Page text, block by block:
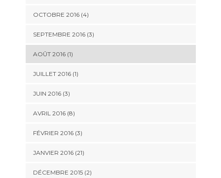
OCTOBRE 2016 (4)
SEPTEMBRE 2016 (3)
AOÛT 2016 (1)
JUILLET 2016 (1)
JUIN 2016 (3)
AVRIL 2016 (8)
FÉVRIER 2016 (3)
JANVIER 2016 (21)
DÉCEMBRE 2015 (2)